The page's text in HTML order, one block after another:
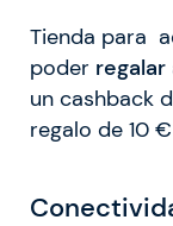
Tienda para
poder
un cashback
regalo de 10